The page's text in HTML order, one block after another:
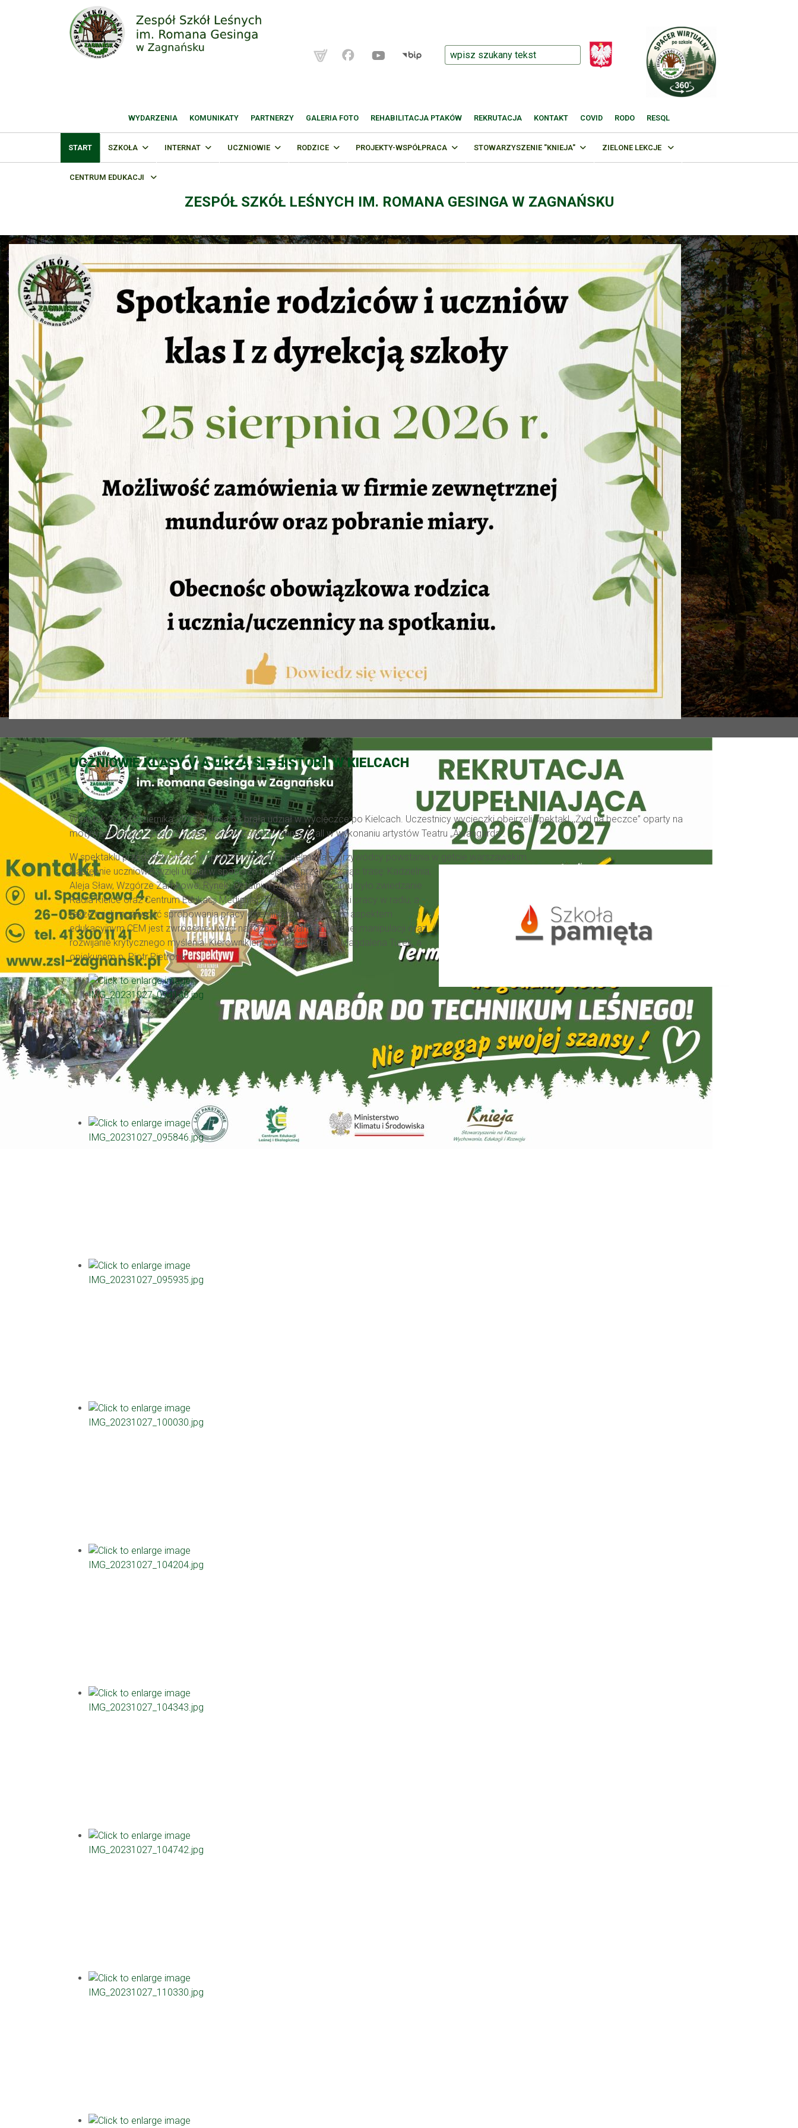
WYDARZENIA KOMUNIKATY PARTNERZY GALERIA FOTO REHABILITACJA PTAKÓW REKRUTACJA KONTAKT COVID RODO RESQL
START SZKOŁA INTERNAT UCZNIOWIE RODZICE PROJEKTY-WSPÓŁPRACA STOWARZYSZENIE "KNIEJA" ZIELONE LEKCJE
CENTRUM EDUKACJI
ZESPÓŁ SZKÓŁ LEŚNYCH IM. ROMANA GESINGA W ZAGNAŃSKU
UCZNIOWIE KLASY V A UCZĄ SIĘ HISTORII W KIELCACH
W piątek 27 października 2023 r. klasa 5a brała udział w wycieczce po Kielcach. Uczestnicy wycieczki obejrzeli spektakl ,,Żyd na beczce” oparty na
motywach książki "Zdążyć przed Panem Bogiem" Hanny Krall w wykonaniu artystów Teatru „Awangarda”.
W spektaklu przedstawione są wspomnienia Marka Edelmana – przywódcy powstania w getcie warszawskim.
Następnie uczniowie wzięli udział w spacerze miejskim, przemierzając trasę: Kadzielnia,
Aleja Sław, Wzgórze Zamkowe, Rynek. Ostatnim punktem programu było zwiedzanie
Radia Kielce oraz Centrum Edukacji Medialnej. Tam poznawali tajniki pracy w radiu, a
także mieli możliwość spróbowania pracy dziennikarskiej. Ważnym aspektem
edukacyjnym CEM jest zwrócenie uwagi na rozpoznawanie medialnej manipulacji oraz
rozwijanie krytycznego myślenia. Kierownikiem wycieczki była p. Magdalena Turek, a
opiekunem p. Piotr Pietronik.